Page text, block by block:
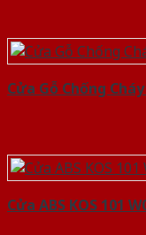
Cửa Gỗ Chống
Cửa ABS KOS 101